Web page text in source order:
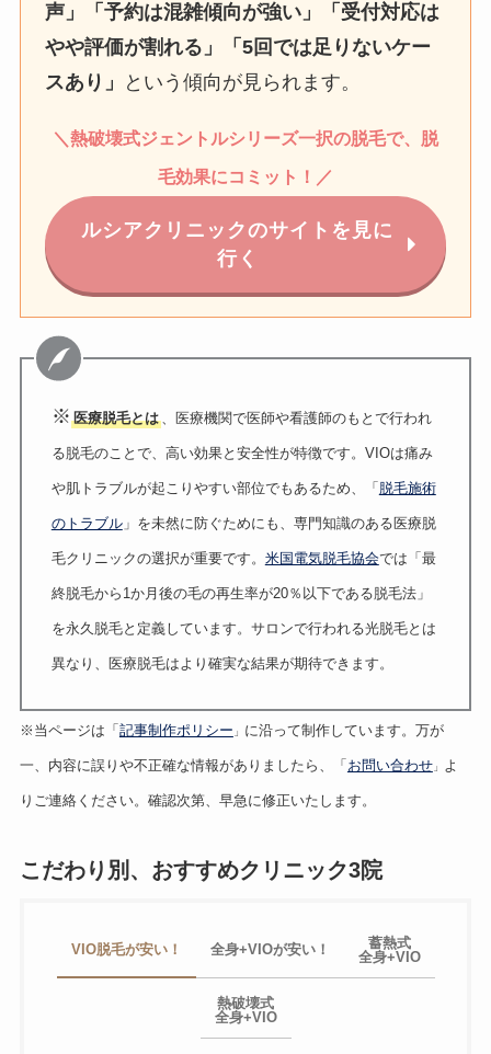
声」「予約は混雑傾向が強い」「受付対応は
やや評価が割れる」「5回では足りないケー
スあり」
という傾向が見られます。
＼ 熱破壊式ジェントルシリーズ一択の脱毛で、脱
毛効果にコミット！ ／
ルシアクリニックのサイトを見に
行く
※ 医療脱毛とは、医療機関で医師や看護師のもとで行われ
る脱毛のことで、高い効果と安全性が特徴です。VIOは痛み
や肌トラブルが起こりやすい部位でもあるため、「 脱毛施術
のトラブル」を未然に防ぐためにも、専門知識のある医療脱
毛クリニックの選択が重要です。 米国電気脱毛協会では「最
終脱毛から1か月後の毛の再生率が20％以下である脱毛法」
を永久脱毛と定義しています。サロンで行われる光脱毛とは
異なり、医療脱毛はより確実な結果が期待できます。
※当ページは「 記事制作ポリシー 」 に沿って制作しています。万が
一、内容に誤りや不正確な情報がありましたら、「 お問い合わせ」 よ
りご連絡ください。確認次第、早急に修正いたします。
こだわり別、おすすめクリニック3院
VIO脱毛が安い！ 全身+VIOが安い！
蓄熱式
全身+VIO
熱破壊式
全身+VIO